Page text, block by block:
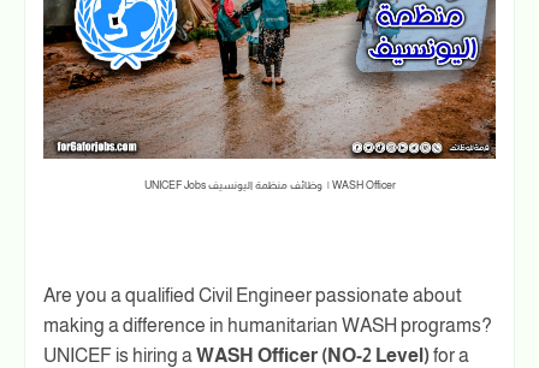
WASH Officer | وظائف منظمة اليونسيف UNICEF Jobs
Are you a qualified Civil Engineer passionate about
making a difference in humanitarian WASH programs?
UNICEF is hiring aWASH Officer (NO-2 Level)for a